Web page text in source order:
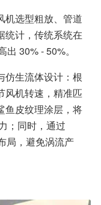
机选型粗放、管道
统计，传统系统在
30% - 50%。
仿生流体设计：根
风机转速，精准匹
鱼皮纹理涂层，将
；同时，通过
局，避免涡流产